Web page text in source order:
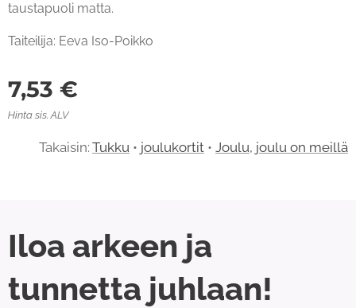
taustapuoli matta.
Taiteilija: Eeva Iso-Poikko
7,53 €
Hinta sis. ALV
Takaisin: Tukku • joulukortit • Joulu, joulu on meillä
Iloa arkeen ja
tunnetta juhlaan!